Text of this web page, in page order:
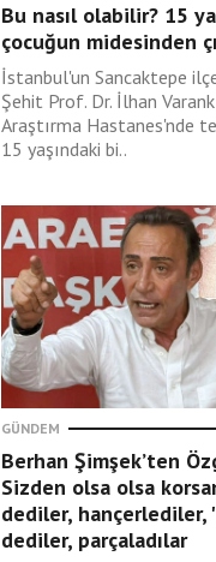
Bu nasıl olabilir? 15
çocuğun midesinden
İstanbul'un Sancaktepe
Şehit Prof. Dr. İlhan
Araştırma Hastanes'nde
15 yaşındaki bi..
GÜNDEM
Berhan Şimşek’ten
Sizden olsa olsa
dediler, hançerlediler,
dediler, parçaladılar